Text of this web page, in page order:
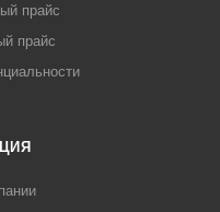
прайс
прайс